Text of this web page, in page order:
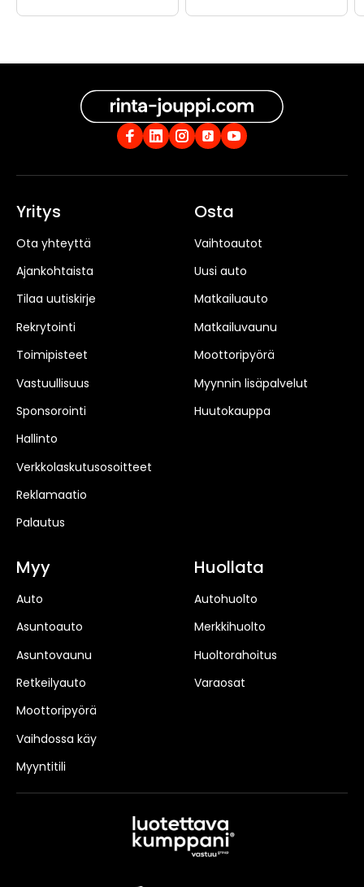
Yritys
Ota yhteyttä
Ajankohtaista
Tilaa uutiskirje
Rekrytointi
Toimipisteet
Vastuullisuus
Sponsorointi
Hallinto
Verkkolaskutusosoitteet
Reklamaatio
Palautus
Osta
Vaihtoautot
Uusi auto
Matkailuauto
Matkailuvaunu
Moottoripyörä
Myynnin lisäpalvelut
Huutokauppa
Myy
Auto
Asuntoauto
Asuntovaunu
Retkeilyauto
Moottoripyörä
Vaihdossa käy
Myyntitili
Huollata
Autohuolto
Merkkihuolto
Huoltorahoitus
Varaosat